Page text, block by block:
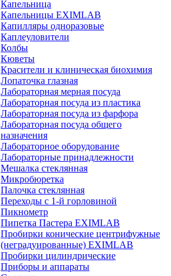
Капельница
Капельницы EXIMLAB
Капилляры одноразовые
Каплеуловители
Колбы
Кюветы
Красители и клиническая биохимия
Лопаточка глазная
Лабораторная мерная посуда
Лабораторная посуда из пластика
Лабораторная посуда из фарфора
Лабораторная посуда общего
назначения
Лабораторное оборудование
Лабораторные принадлежности
Мешалка стеклянная
Микробюретка
Палочка стеклянная
Переходы с 1-й горловиной
Пикнометр
Пипетка Пастера EXIMLAB
Пробирки конические центрифужные
(неградуированные) EXIMLAB
Пробирки цилиндрические
Приборы и аппараты